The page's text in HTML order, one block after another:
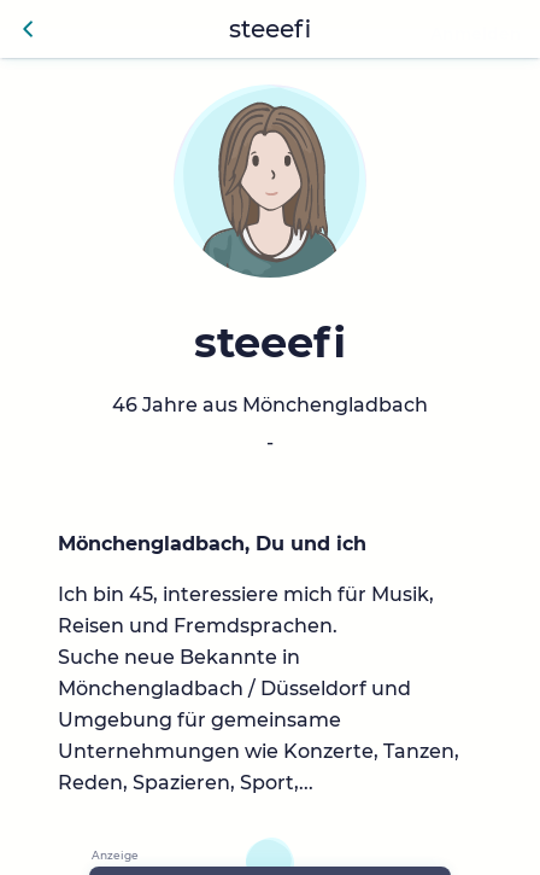
Zurü
steeefi
steeefi
46 Jahre aus Mönchengladbach
-
Mönchengladbach, Du und ich
Ich bin 45, interessiere mich für Musik,
Reisen und Fremdsprachen.
Suche neue Bekannte in
Mönchengladbach / Düsseldorf und
Umgebung für gemeinsame
Unternehmungen wie Konzerte, Tanzen,
Reden, Spazieren, Sport,...